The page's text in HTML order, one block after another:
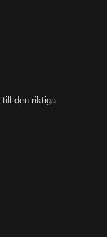
till den riktiga